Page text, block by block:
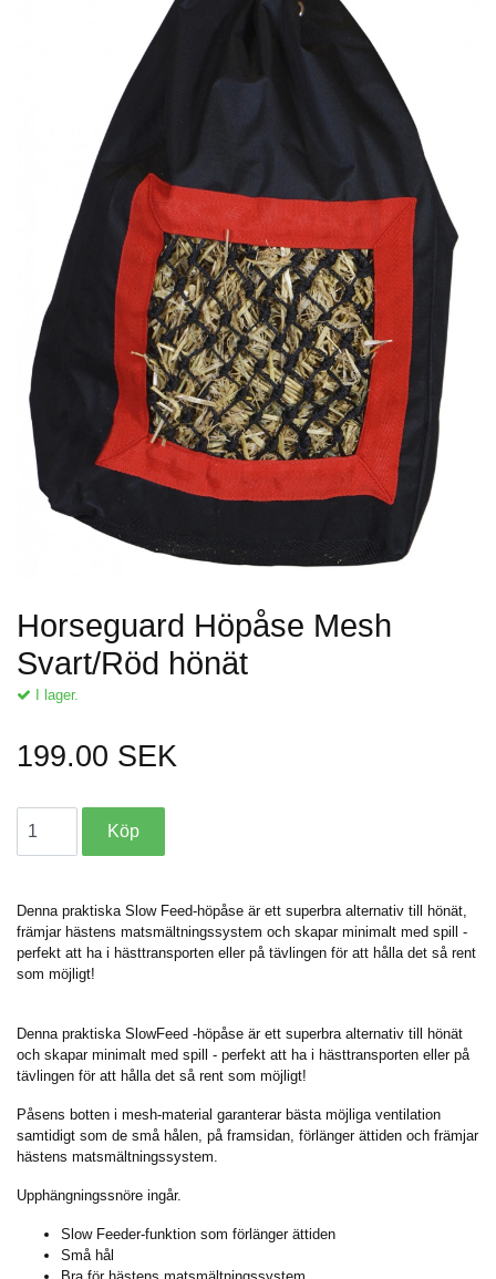
Horseguard Höpåse Mesh
Svart/Röd hönät
I lager.
199.00 SEK
Denna praktiska Slow Feed-höpåse är ett superbra alternativ till hönät,
främjar hästens matsmältningssystem och skapar minimalt med spill -
perfekt att ha i hästtransporten eller på tävlingen för att hålla det så rent
som möjligt!
Denna praktiska SlowFeed -höpåse är ett superbra alternativ till hönät
och skapar minimalt med spill - perfekt att ha i hästtransporten eller på
tävlingen för att hålla det så rent som möjligt!
Påsens botten i mesh-material garanterar bästa möjliga ventilation
samtidigt som de små hålen, på framsidan, förlänger ättiden och främjar
hästens matsmältningssystem.
Upphängningssnöre ingår.
Slow Feeder-funktion som förlänger ättiden
Små hål